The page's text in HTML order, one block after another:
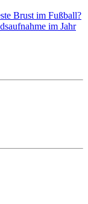
Brust im Fußball?
im Jahr